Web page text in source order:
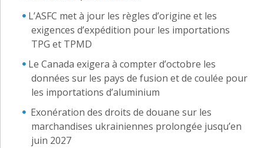
L’ASFC met à jour les règles d’origine et les
exigences d’expédition pour les importations
TPG et TPMD
Le Canada exigera à compter d’octobre les
données sur les pays de fusion et de coulée pour
les importations d’aluminium
Exonération des droits de douane sur les
marchandises ukrainiennes prolongée jusqu’en
juin 2027